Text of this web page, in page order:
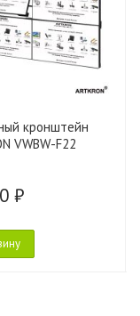
кронштейн
VWBW-F22
₽